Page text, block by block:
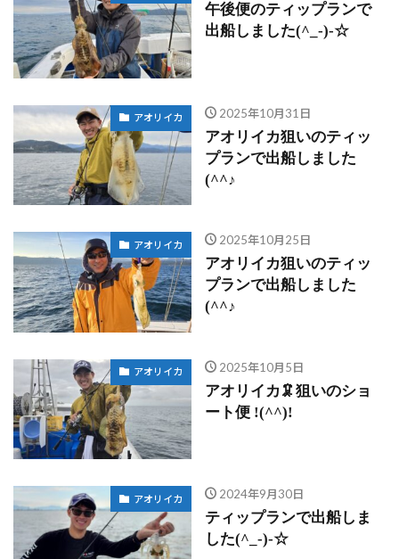
午後便のティップランで
出船しました(^_-)-☆
アオリイカ 2025年10月31日
アオリイカ狙いのティッ
プランで出船しました
(^^♪
アオリイカ 2025年10月25日
アオリイカ狙いのティッ
プランで出船しました
(^^♪
アオリイカ 2025年10月5日
アオリイカ🦑狙いのショ
ート便 !(^^)!
アオリイカ 2024年9月30日
ティップランで出船しま
した(^_-)-☆